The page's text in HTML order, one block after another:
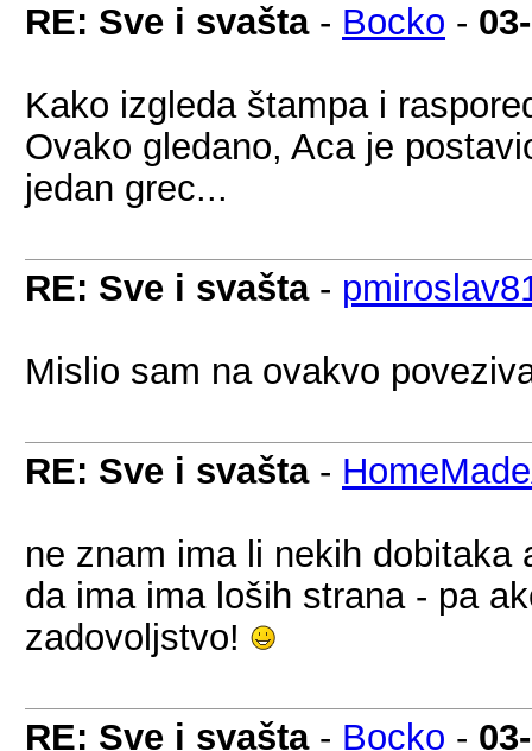
RE: Sve i svašta- Bocko -
Kako izgleda štampa i
Ovako gledano, Aca je
jedan grec...
RE: Sve i svašta-
Mislio sam na ovakvo
RE: Sve i svašta-
ne znam ima li nekih
da ima ima loših strana - pa
zadovoljstvo!
RE: Sve i svašta- Bocko -